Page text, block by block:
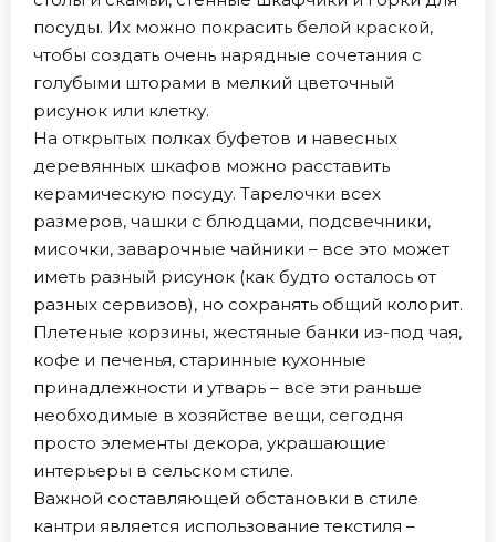
посуды. Их можно покрасить белой краской,
чтобы создать очень нарядные сочетания с
голубыми шторами в мелкий цветочный
рисунок или клетку.
На открытых полках буфетов и навесных
деревянных шкафов можно расставить
керамическую посуду. Тарелочки всех
размеров, чашки с блюдцами, подсвечники,
мисочки, заварочные чайники – все это может
иметь разный рисунок (как будто осталось от
разных сервизов), но сохранять общий колорит.
Плетеные корзины, жестяные банки из-под чая,
кофе и печенья, старинные кухонные
принадлежности и утварь – все эти раньше
необходимые в хозяйстве вещи, сегодня
просто элементы декора, украшающие
интерьеры в сельском стиле.
Важной составляющей обстановки в стиле
кантри является использование текстиля –